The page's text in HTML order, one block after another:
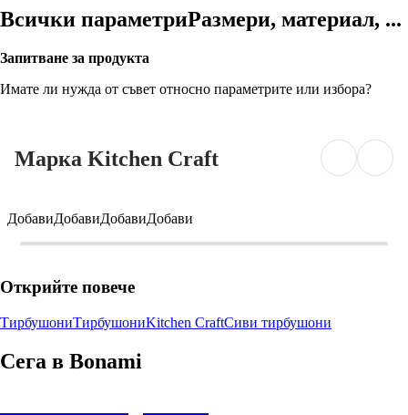
Всички параметриРазмери, материал, ...
Запитване за продукта
Имате ли нужда от съвет относно параметрите или избора?
Марка Kitchen Craft
ДобавиДобавиДобавиДобави
Открийте повече
ТирбушониТирбушониKitchen CraftСиви тирбушони
Сега в Bonami